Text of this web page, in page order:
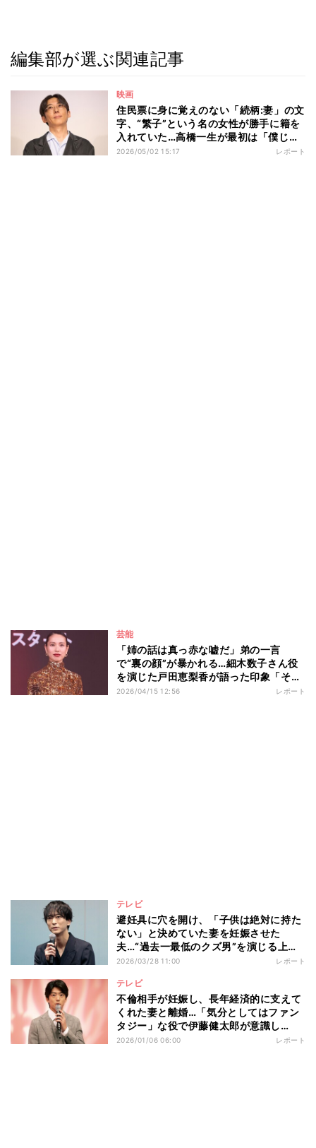
編集部が選ぶ関連記事
映画
住民票に身に覚えのない「続柄:妻」の文
字、“繁子”という名の女性が勝手に籍を
入れていた…高橋一生が最初は「僕じゃ
ないんじゃないかな」と思った役を引き
2026/05/02 15:17 レポート
芸能
「姉の話は真っ赤な嘘だ」弟の一言
で“裏の顔”が暴かれる…細木数子さん役
を演じた戸田恵梨香が語った印象「そこ
も一つの魅力だったのかなというふうに
2026/04/15 12:56 レポート
テレビ
避妊具に穴を開け、「子供は絶対に持た
ない」と決めていた妻を妊娠させた
夫…“過去一最低のクズ男”を演じる上で
浅香航大が大切にしていることとは ド
のトツキトオカ』記者会見
2026/03/28 11:00 レポート
テレビ
不倫相手が妊娠し、長年経済的に支えて
くれた妻と離婚…「気分としてはファン
タジー」な役で伊藤健太郎が意識し
た“演じ分け” ドラマ『略奪奪婚』記者
2026/01/06 06:00 レポート